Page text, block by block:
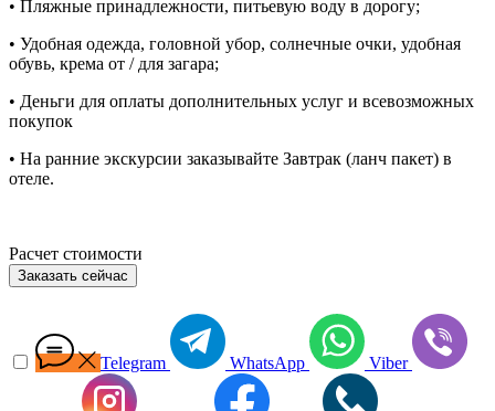
• Пляжные принадлежности, питьевую воду в дорогу;
• Удобная одежда, головной убор, солнечные очки, удобная
обувь, крема от / для загара;
• Деньги для оплаты дополнительных услуг и всевозможных
покупок
• На ранние экскурсии заказывайте Завтрак (ланч пакет) в
отеле.
Расчет стоимости
Заказать сейчас
Telegram WhatsApp Viber